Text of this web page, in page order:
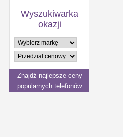
Wyszukiwarka
okazji
Znajdź najlepsze ceny
popularnych telefonów